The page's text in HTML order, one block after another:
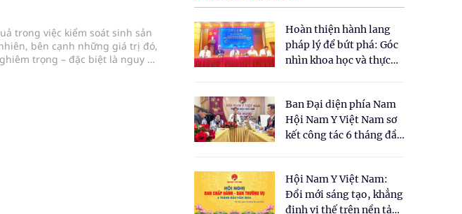
trong việc kiểm soát sinh sản
bên cạnh những giá trị đó,
trọng – đặc biệt là nguy cơ
Hoàn thiện hành lang
pháp lý để bứt phá: Góc
nhìn khoa học và thực
cho Luật Y dược cổ
truyền Việt Nam"
Ban Đại diện phía Nam
Hội Nam Y Việt Nam sơ
kết công tác 6 tháng đầu
Hội Nam Y Việt Nam:
Đổi mới sáng tạo, khẳng
định vị thế trên nền tảng